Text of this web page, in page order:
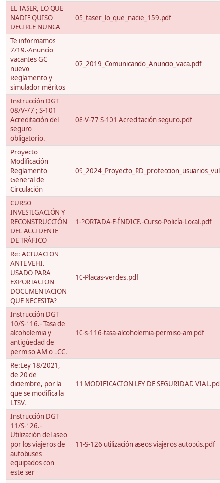
EL TASER, LO QUE
NADIE QUISO
DECIRLE NUNCA
05_taser_lo_que_nadie_159.pdf
Te informamos
7/19.-Anuncio
vacantes GC
nuevo
Reglamento y
simulador méritos
07_2019_Comunicando_Anuncio_vaca.pdf
Instrucción DGT
08/V-77 ; S-101
Acreditación del
seguro
obligatorio.
08-V-77 S-101 Acreditación seguro.pdf
Proyecto
Modificación
Reglamento
General de
Circulación
CURSO
INVESTIGACIÓN Y
RECONSTRUCCIÓN
DEL ACCIDENTE
DE TRÁFICO
1-PORTADA-E-ÍNDICE.-Curso-Policía-Local.pdf
Re: ACTUACION
ANTE VEHI.
USADO PARA
EXPORTACION.
DOCUMENTACION
QUE NECESITA?
10-Placas-verdes.pdf
Instrucción DGT
10/S-116.- Tasa de
alcoholemia y
antigüedad del
permiso AM o LCC.
10-s-116-tasa-alcoholemia-permiso-am.pdf
Re:Ley 18/2021,
de 20 de
diciembre, por la
que se modifica la
LTSV.
11 MODIFICACION LEY DE SEGURIDAD
Instrucción DGT
11/S-126.-
Utilización del aseo
por los viajeros de
autobuses
equipados con
este ser
11-S-126 utilización aseos viajeros autobús.pdf